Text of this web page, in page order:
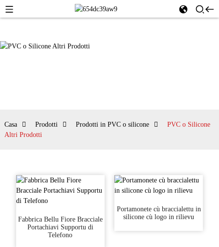
Casa Prodotti Prodotti in PVC o silicone
PVC o Silicone
Altri Prodotti
Fabbrica Bellu Fiore Bracciale
Portachiavi Supportu di
Telefono
Portamonete cù braccialettu in
silicone cù logo in rilievu